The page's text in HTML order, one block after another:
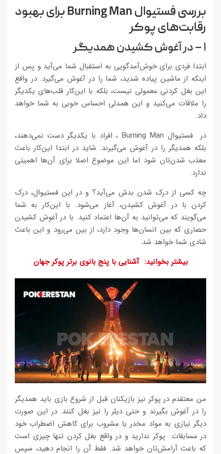
بررسی فستیوالBurning Manبرای بهبود
رقابت‌های پوکر
۱ – در آغوش کشیدن همدیگر
ابتدا فردی برای خوش‌آمدگویی به استقبال شما می‌آید و پس از
اینکه از ماشین پیاده شدید، شما را در آغوش می‌گیرد. در واقع
این بغل کردنی معمولی نیست، بلکه با این‌کار قلب‌های یکدیگر
را ملاقات می‌کنید و این همدلی احساس خوبی به شما خواهد
داد.
در فستیوال Burning Man ، افراد با یکدیگر دست نمی‌دهند،
بلکه همدیگر را در آغوش می‌گیرند. شاید در ابتدا این‌کار باعث
معذب شدن‌تان شود اما این موضوع اصلا برای آن‌ها اهمیتی
ندارد.
چه کسی از درک شدن بدش می‌آید؟ و در این فستیوال، درک
کردن با در آغوش کشیدن، آغاز می‌شود. با این‌کار به شما
می‌گویند که می‌توانید به آن‌ها اعتماد کنید. با در آغوش کشیدن
حصاری که بین انسان‌ها وجود دارد، از بین می‌رود و این باعث
شادی شما خواهد شد.
بیشتر بخوانید: آشنایی با پنج بانوی برتر پوکر جهان
من معتقدم در پوکر نیز بازیکنان قبل از شروع بازی باید همدیگر
را در آغوش بگیرند و حتی دیلر را نیز بغل کنند. در این صورت
دیگر نیازی به مواد مخدر یا مشروب برای کاهش اضطراب خود
در مسابقات پوکر ندارید و در واقع بغل کردن تنها چیزی است
که باعث آرامش‌تان خواهد شد. فقط آن را انجام دهید، سپس